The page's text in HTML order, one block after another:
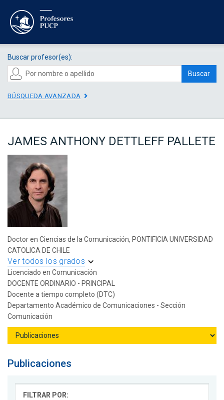
Buscar profesor(es):
Buscar
BÚSQUEDA AVANZADA
JAMES ANTHONY DETTLEFF PALLETE
Doctor en Ciencias de la Comunicación, PONTIFICIA UNIVERSIDAD
CATOLICA DE CHILE
Ver todos los grados
Licenciado en Comunicación
DOCENTE ORDINARIO - PRINCIPAL
Docente a tiempo completo (DTC)
Departamento Académico de Comunicaciones - Sección
Comunicación
Publicaciones
FILTRAR POR: